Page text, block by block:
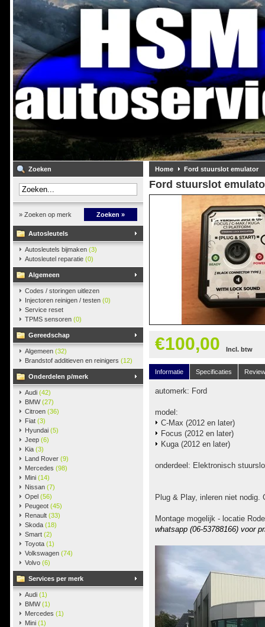
Zoeken
» Zoeken op merk Zoeken »
Autosleutels
Autosleutels bijmaken (3)
Autosleutel reparatie (0)
Algemeen
Codes / storingen uitlezen
Injectoren reinigen / testen (0)
Service reset
TPMS sensoren (0)
Gereedschap
Algemeen (32)
Brandstof additieven en reinigers (12)
Onderdelen p/merk
Audi (42)
BMW(27)
Citroen (36)
Fiat (3)
Hyundai (5)
Jeep (6)
Kia (3)
Land Rover (9)
Mercedes (98)
Mini (14)
Nissan (7)
Opel (56)
Peugeot (45)
Renault (33)
Skoda (18)
Smart (2)
Toyota (1)
Volkswagen (74)
Volvo (6)
Services per merk
Audi (1)
BMW(1)
Mercedes (1)
Mini (1)
Home Ford stuurslot emulator
Ford stuurslot
€100,00 Incl. btw
Informatie Specificaties
automerk: Ford
model:
C-Max (2012 en later)
Focus (2012 en later)
Kuga (2012 en later)
onderdeel: Elektronisch
Plug & Play, inleren niet nodig.
Montage mogelijk - locatie
whatsapp (06-53788166) voor